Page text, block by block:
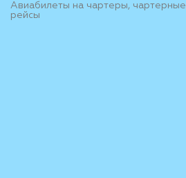
Авиабилеты на чартеры, чартерные
рейсы